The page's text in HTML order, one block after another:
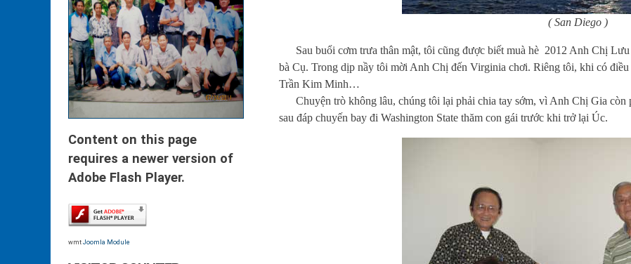
Content on this page
requires a newer version of
Adobe Flash Player.
wmt Joomla Module
( San Diego )
Sau buổi cơm trưa thân mật, tôi cũng được biết muà hè 2012 Anh Chị
bà Cụ. Trong dịp nầy tôi mời Anh Chị đến Virginia chơi. Riêng tôi, khi có
Trần Kim Minh…
Chuyện trò không lâu, chúng tôi lại phải chia tay sớm, vì Anh Chị Gia còn
sau đáp chuyến bay đi Washington State thăm con gái trước khi trở lại Úc.